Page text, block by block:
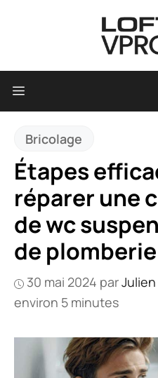
Menu
Bricolage
Étapes
réparer une
de wc
de
30 mai 2024 parJulien
environ 5 minutes